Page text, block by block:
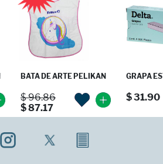
BATA DE ARTE PELIKAN
$ 96.86
$ 87.17
GRAPA
$ 31.90